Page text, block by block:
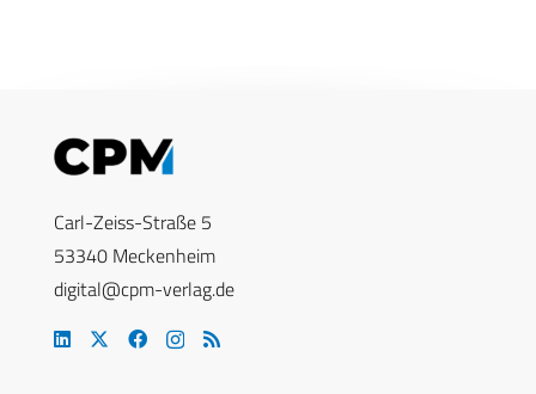
Carl-Zeiss-Straße 5
53340 Meckenheim
digital@cpm-verlag.de